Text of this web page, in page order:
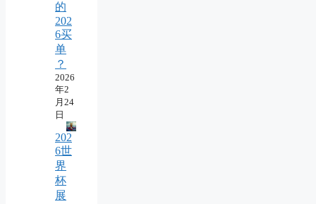
的
202
6买
单
？
2026
年2
月24
日
202
6世
界
杯
展